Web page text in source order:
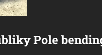
Pole